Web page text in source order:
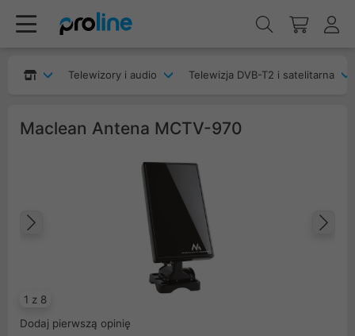
Telewizory i audio Telewizja DVB-T2 i satelitarna
Maclean Antena MCTV-970
1 z 8
Dodaj pierwszą opinię